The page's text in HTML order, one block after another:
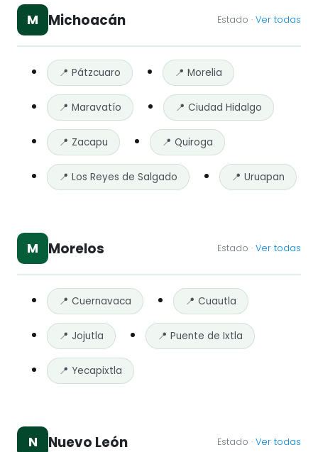
M Michoacán Estado · Ver todas
📍 Pátzcuaro 📍 Morelia
📍 Maravatío 📍 Ciudad Hidalgo
📍 Zacapu 📍 Quiroga
📍 Los Reyes de Salgado 📍 Uruapan
M Morelos Estado · Ver todas
📍 Cuernavaca 📍 Cuautla
📍 Jojutla 📍 Puente de Ixtla
📍 Yecapixtla
N Nuevo León Estado · Ver todas